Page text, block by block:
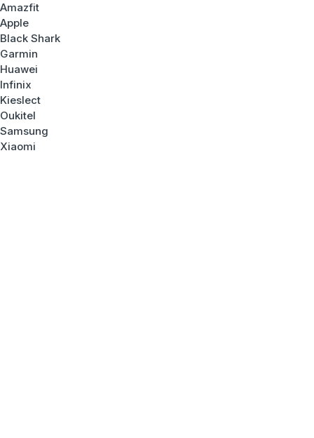
Amazfit
Apple
Black Shark
Garmin
Huawei
Infinix
Kieslect
Oukitel
Samsung
Xiaomi